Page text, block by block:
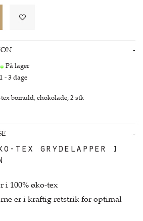
På lager
1 - 3 dage
bomuld, chokolade, 2 stk
tex grydelapper i
i 100% øko-tex
er i kraftig retstrik for optimal